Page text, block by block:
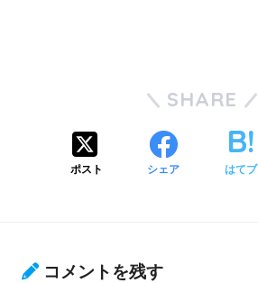
SHARE
ポスト シェア はてブ
コメントを残す